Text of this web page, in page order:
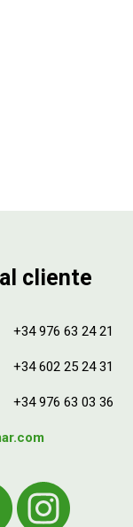
cliente
+34 976 63 24 21
+34 602 25 24 31
+34 976 63 03 36